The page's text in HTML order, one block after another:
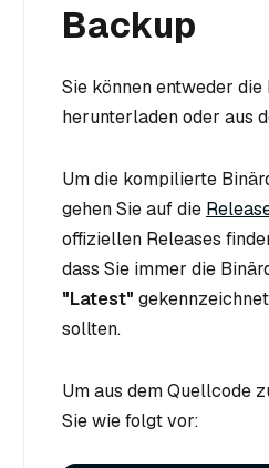
Backup
Sie können entweder
herunterladen oder aus
Um die kompilierte
gehen Sie auf die
offiziellen Releases
dass Sie immer die
"Latest"
sollten.
Um aus dem Quellcode
Sie wie folgt vor: